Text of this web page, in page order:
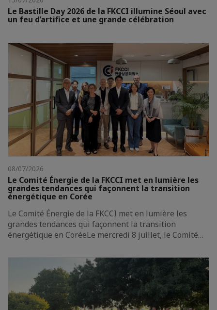
Le Bastille Day 2026 de la FKCCI illumine Séoul avec
un feu d’artifice et une grande célébration
08/07/2026
Le Comité Énergie de la FKCCI met en lumière les
grandes tendances qui façonnent la transition
énergétique en Corée
Le Comité Énergie de la FKCCI met en lumière les
grandes tendances qui façonnent la transition
énergétique en CoréeLe mercredi 8 juillet, le Comité…